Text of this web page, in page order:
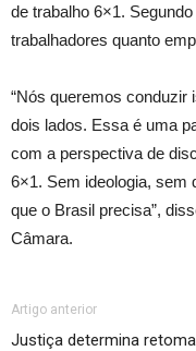
de trabalho 6×1.
trabalhadores quanto
“Nós queremos conduzir
dois lados. Essa é uma
com a perspectiva de
6×1. Sem ideologia, sem
que o Brasil precisa”,
Câmara.
Artigo anterior
Justiça determina